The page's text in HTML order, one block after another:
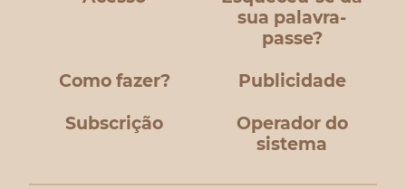
sua palavra-
passe?
Como fazer? Publicidade
Subscrição
Operador do
sistema